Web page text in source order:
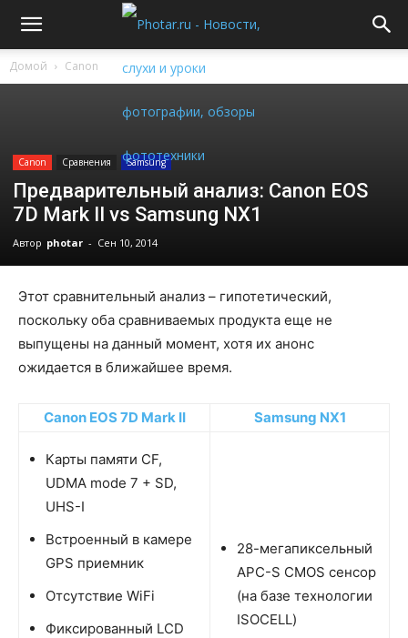
Домой Canon
Canon Cравнения Samsung
Предварительный анализ: Canon EOS
7D Mark II vs Samsung NX1
Автор photar - Сен 10, 2014
Этот сравнительный анализ – гипотетический,
поскольку оба сравниваемых продукта еще не
выпущены на данный момент, хотя их анонс
ожидается в ближайшее время.
Canon EOS 7D Mark II Samsung NX1
Карты памяти CF,
UDMA mode 7 + SD,
UHS-I
Встроенный в камере
GPS приемник
Отсутствие WiFi
Фиксированный LCD
28-мегапиксельный
APC-S CMOS сенсор
(на базе технологии
ISOCELL)